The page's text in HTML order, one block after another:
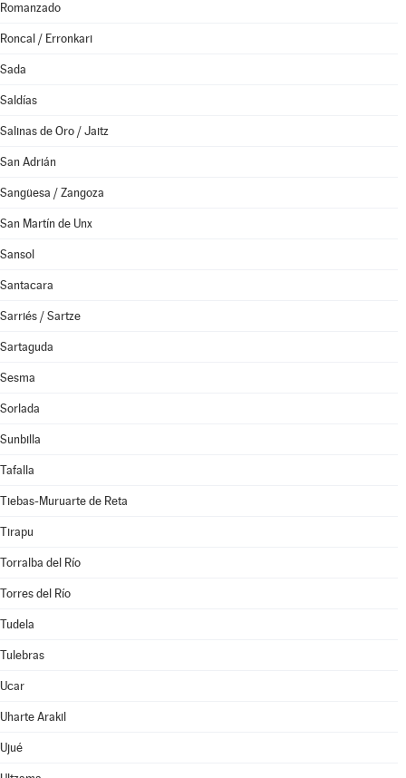
Romanzado
Roncal / Erronkari
Sada
Saldías
Salinas de Oro / Jaitz
San Adrián
Sangüesa / Zangoza
San Martín de Unx
Sansol
Santacara
Sarriés / Sartze
Sartaguda
Sesma
Sorlada
Sunbilla
Tafalla
Tiebas-Muruarte de Reta
Tirapu
Torralba del Río
Torres del Río
Tudela
Tulebras
Ucar
Uharte Arakil
Ujué